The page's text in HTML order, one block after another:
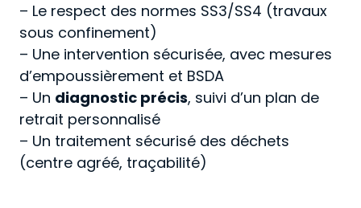
– Le respect des normes SS3/SS4 (travaux
sous confinement)
– Une intervention sécurisée, avec mesures
d’empoussièrement et BSDA
– Un diagnostic précis, suivi d’un plan de
retrait personnalisé
– Un traitement sécurisé des déchets
(centre agréé, traçabilité)